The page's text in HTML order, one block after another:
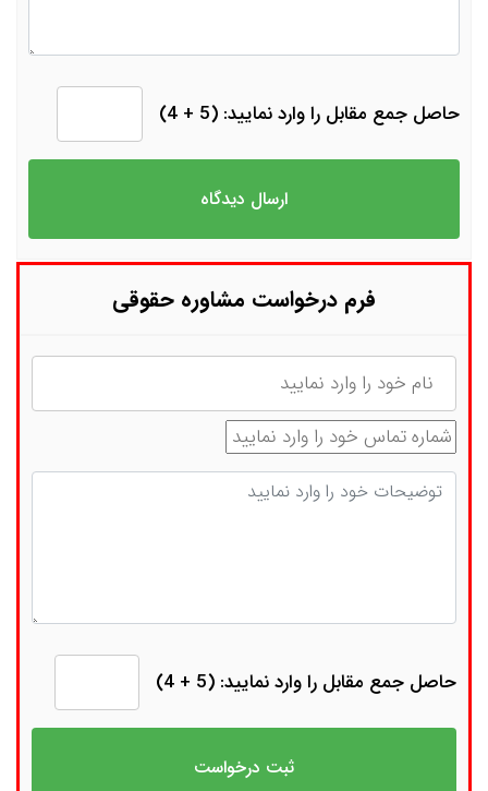
حاصل جمع مقابل را وارد نمایید: (5 + 4)
فرم درخواست مشاوره حقوقی
نام
شماره تماس
توضیحات
حاصل جمع مقابل را وارد نمایید: (5 + 4)